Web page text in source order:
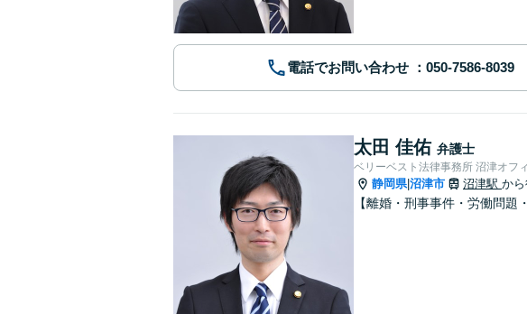
電話でお問い合わせ
太田 佳佑 弁護士
ベリーベスト法律事務所 沼津オフ
静岡県|沼津市 沼津駅 か
【離婚・刑事事件・労働問